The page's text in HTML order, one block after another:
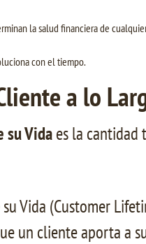
la salud financiera de
con el tiempo.
a lo
su Vidaes la cantidad
Vida (Customer
un cliente aporta a